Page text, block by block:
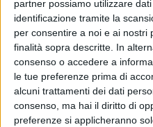
partner possiamo utilizzare
identificazione tramite la
per consentire a noi e ai nostri
finalità sopra descritte. In
consenso o accedere a
le tue preferenze prima di
alcuni trattamenti dei dati
consenso, ma hai il diritto di
preferenze si applicheranno